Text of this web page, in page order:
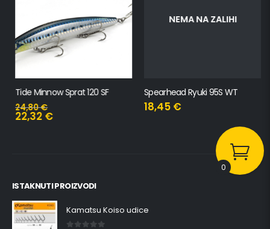
Tide Minnow Sprat 120 SF
24,80€
22,32€
NEMA NA ZALIHI
Spearhead Ryuki 95S WT
18,45€
ISTAKNUTI PROIZVODI
Kamatsu Koiso udice
0